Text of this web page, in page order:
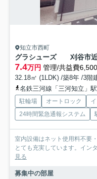
知立市西町
7.4万円 管理/共益費
32.18㎡ (1LDK) /築8年 /3階
名鉄三河線「三河知立」
駐輪場 オートロック
24時間緊急通報システム
室内設備はネット使用料不要
とても充実しています。イン
見る
募集中の部屋